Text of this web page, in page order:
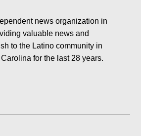
news organization in
valuable news and
to the Latino community in
for the last 28 years.